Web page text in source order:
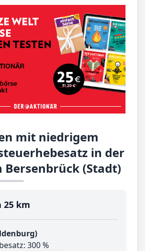
mit niedrigem
in der
Bersenbrück (Stadt)
25 km
300 %